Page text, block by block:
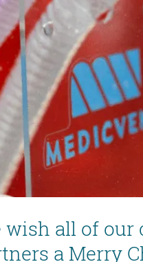
wish all of our
a Merry